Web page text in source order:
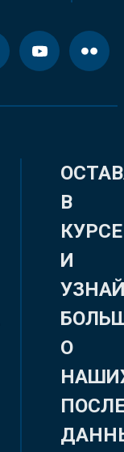
В
КУРСЕ
И
О